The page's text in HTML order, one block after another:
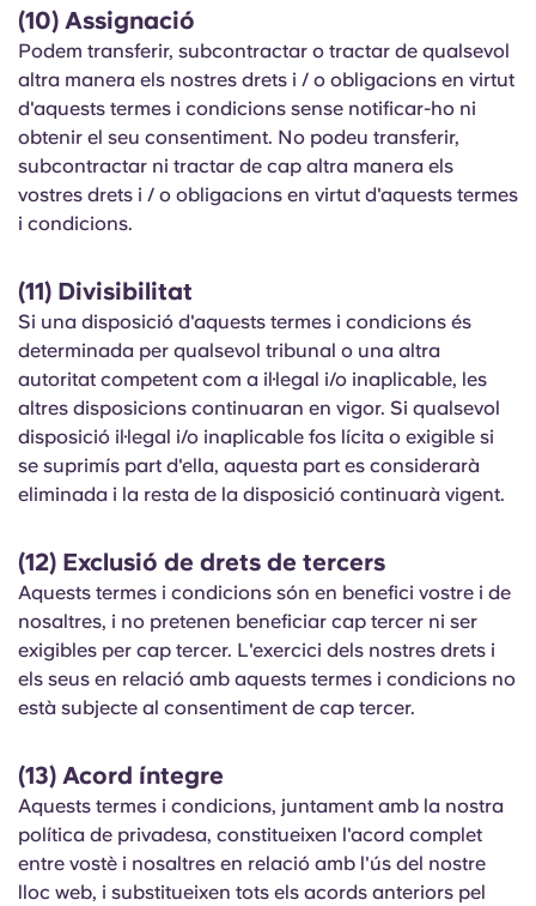
(10) Assignació
Podem transferir, subcontractar o tractar de qualsevol
altra manera els nostres drets i / o obligacions en virtut
d'aquests termes i condicions sense notificar-ho ni
obtenir el seu consentiment. No podeu transferir,
subcontractar ni tractar de cap altra manera els
vostres drets i / o obligacions en virtut d'aquests termes
i condicions.
(11) Divisibilitat
Si una disposició d'aquests termes i condicions és
determinada per qualsevol tribunal o una altra
autoritat competent com a il·legal i/o inaplicable, les
altres disposicions continuaran en vigor. Si qualsevol
disposició il·legal i/o inaplicable fos lícita o exigible si
se suprimís part d'ella, aquesta part es considerarà
eliminada i la resta de la disposició continuarà vigent.
(12) Exclusió de drets de tercers
Aquests termes i condicions són en benefici vostre i de
nosaltres, i no pretenen beneficiar cap tercer ni ser
exigibles per cap tercer. L'exercici dels nostres drets i
els seus en relació amb aquests termes i condicions no
està subjecte al consentiment de cap tercer.
(13) Acord íntegre
Aquests termes i condicions, juntament amb la nostra
política de privadesa, constitueixen l'acord complet
entre vostè i nosaltres en relació amb l'ús del nostre
lloc web, i substitueixen tots els acords anteriors pel